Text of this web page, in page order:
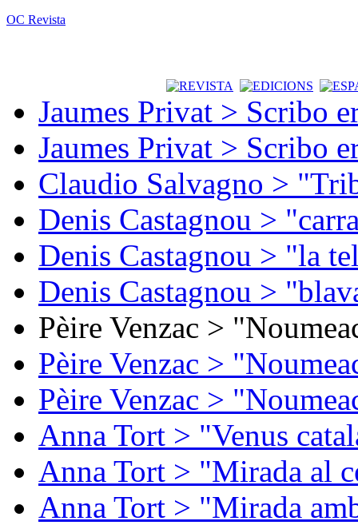
OC Revista
Jaumes Privat > Scribo
Jaumes Privat > Scribo
Claudio Salvagno >
Denis Castagnou >
Denis Castagnou > "la
Denis Castagnou >
Pèire Venzac >
Pèire Venzac >
Pèire Venzac >
Anna Tort > "Venus
Anna Tort > "Mirada al
Anna Tort > "Mirada